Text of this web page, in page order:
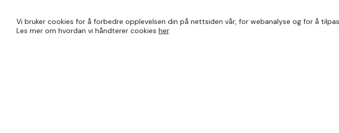
Vi bruker cookies for å forbedre opplevelsen din på nettsiden vår, for webanalyse og for å
Les mer om hvordan vi håndterer cookies her.